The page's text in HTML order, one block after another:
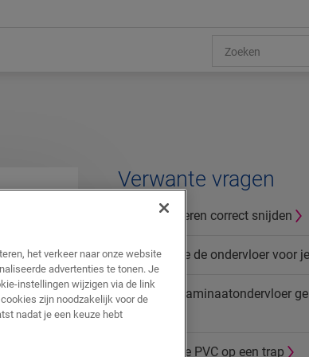
Verwante vragen
Hoe pvc-vloeren correct snijden
Hoe bereid je de ondervloer voor
Mag ik een laminaatondervloer
PVC-vloer?
Hoe plaats je PVC op een trap
het verkeer naar onze website
advertenties te tonen. Je
instellingen wijzigen via de link
zijn noodzakelijk voor de
nadat je een keuze hebt